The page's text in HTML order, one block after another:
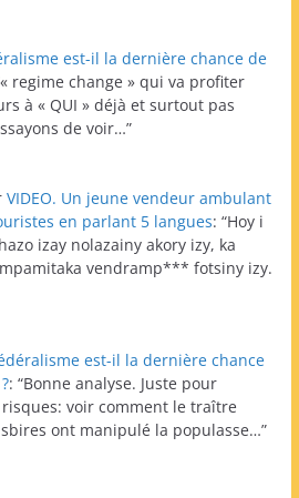
est-il la dernière chance de
« regime change » qui va profiter
à « QUI » déjà et surtout pas
de voir…”
VIDEO. Un jeune vendeur ambulant
en parlant 5 langues: “Hoy i
izay nolazainy akory izy, ka
vendramp*** fotsiny izy.
est-il la dernière chance
: “Bonne analyse. Juste pour
voir comment le traître
ont manipulé la populasse…”